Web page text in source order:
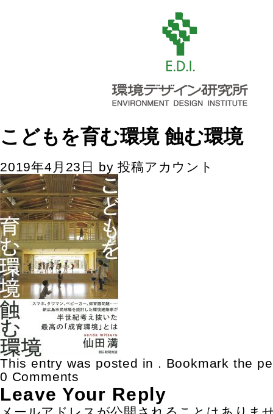
こどもを育む環境 蝕む環境
2019年4月23日 by投稿アカウント
This entry was posted in . Bookmark the
0 Comments
Leave Your Reply